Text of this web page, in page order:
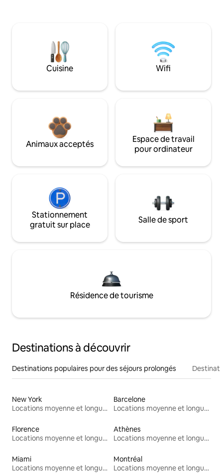
Cuisine Wifi
Animaux acceptés
Espace de travail
pour ordinateur
Stationnement
gratuit sur place
Salle de sport
Résidence de tourisme
Destinations à découvrir
Destinations populaires pour des séjours prolongés
New York
Locations moyenne et longue durée
Barcelone
Locations moyenne et longue durée
Florence
Locations moyenne et longue durée
Athènes
Locations moyenne et longue durée
Miami
Locations moyenne et longue durée
Montréal
Locations moyenne et longue durée